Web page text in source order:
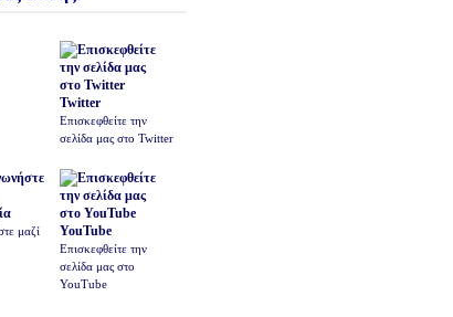
Twitter
Επισκεφθείτε την
σελίδα μας στο Twitter
μαζί
YouTube
Επισκεφθείτε την
σελίδα μας στο
YouTube